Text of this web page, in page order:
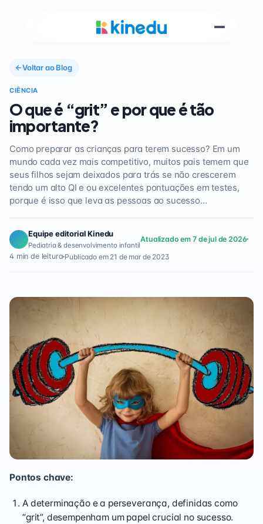
Voltar ao Blog
CIÊNCIA
O que é “grit” e por que é tão
importante?
Como preparar as crianças para terem sucesso? Em um
mundo cada vez mais competitivo, muitos pais temem que
seus filhos sejam deixados para trás se não crescerem
tendo um alto QI e ou excelentes pontuações em testes,
porque é isso que leva as pessoas ao sucesso…
Equipe editorial Kinedu
Pediatria & desenvolvimento infantil
Atualizado em 7 de jul de 2026
4 min de leitura Publicado em 21 de mar de 2023
Pontos chave:
A determinação e a perseverança, definidas como
“grit”, desempenham um papel crucial no sucesso.